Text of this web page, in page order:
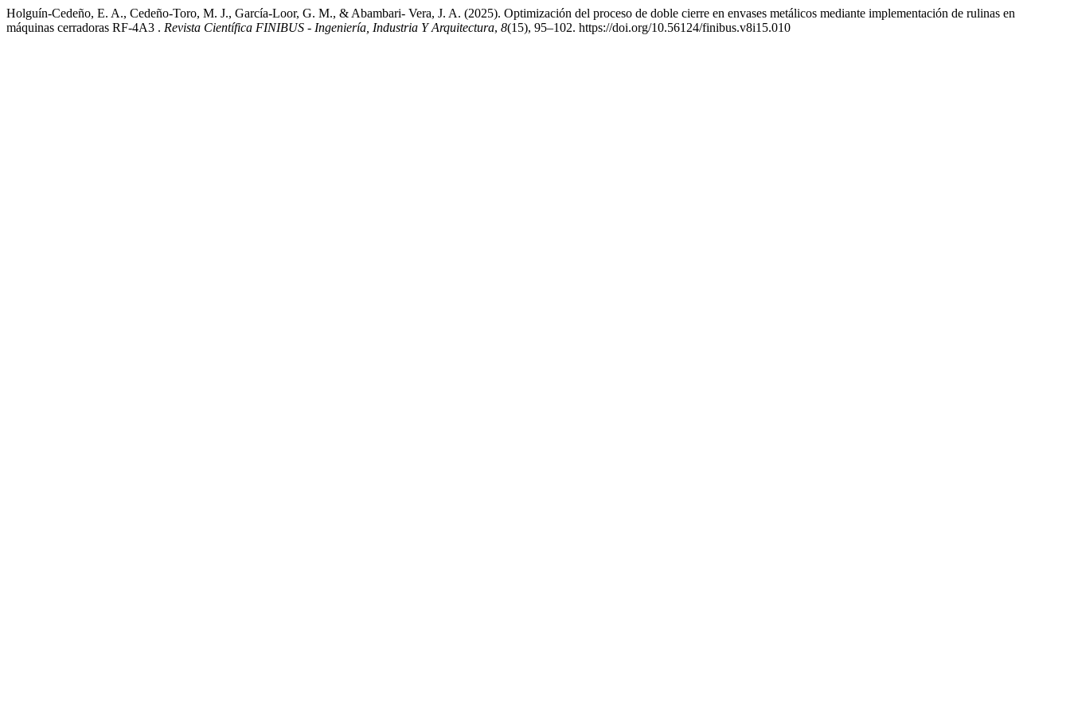
Holguín-Cedeño, E. A., Cedeño-Toro, M. J., García-Loor, G. M., & Abambari- Vera, J. A. (2025). Optimización del proceso de doble cierre en envases metálicos mediante implementación de rulinas en
máquinas cerradoras RF-4A3 . Revista Científica FINIBUS - Ingeniería, Industria Y Arquitectura, 8(15), 95–102. https://doi.org/10.56124/finibus.v8i15.010